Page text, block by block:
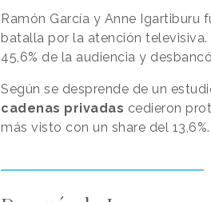
Ramón García y Anne Igartiburu
batalla por la atención
45,6% de la audiencia y
Según se desprende de un
cadenas privadas cedieron
más visto con un share del 13,6%.